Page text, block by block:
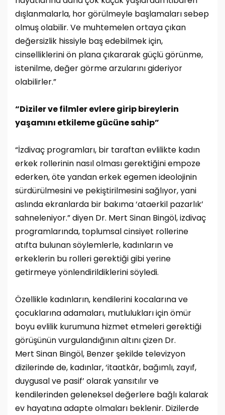
dışlanmalarla, hor görülmeyle başlamaları sebep
olmuş olabilir. Ve muhtemelen ortaya çıkan
değersizlik hissiyle baş edebilmek için,
cinselliklerini ön plana çıkararak güçlü görünme,
istenilme, değer görme arzularını gideriyor
olabilirler.”
“Diziler ve filmler evlere girip bireylerin
yaşamını etkileme gücüne sahip”
“İzdivaç programları, bir taraftan evlilikte kadın
erkek rollerinin nasıl olması gerektiğini empoze
ederken, öte yandan erkek egemen ideolojinin
sürdürülmesini ve pekiştirilmesini sağlıyor, yani
aslında ekranlarda bir bakıma ‘ataerkil pazarlık’
sahneleniyor.” diyen Dr. Mert Sinan Bingöl, izdivaç
programlarında, toplumsal cinsiyet rollerine
atıfta bulunan söylemlerle, kadınların ve
erkeklerin bu rolleri gerektiği gibi yerine
getirmeye yönlendirildiklerini söyledi.
Özellikle kadınların, kendilerini kocalarına ve
çocuklarına adamaları, mutlulukları için ömür
boyu evlilik kurumuna hizmet etmeleri gerektiği
görüşünün vurgulandığının altını çizen Dr.
Mert Sinan Bingöl, Benzer şekilde televizyon
dizilerinde de, kadınlar, ‘itaatkâr, bağımlı, zayıf,
duygusal ve pasif’ olarak yansıtılır ve
kendilerinden geleneksel değerlere bağlı kalarak
ev hayatına adapte olmaları beklenir. Dizilerde